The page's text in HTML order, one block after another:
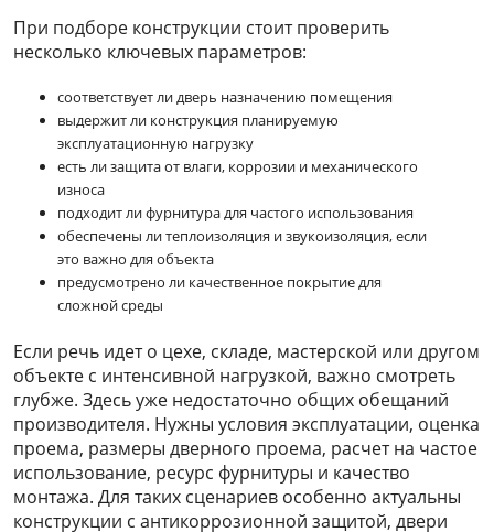
При подборе конструкции стоит проверить
несколько ключевых параметров:
соответствует ли дверь назначению помещения
выдержит ли конструкция планируемую
эксплуатационную нагрузку
есть ли защита от влаги, коррозии и механического
износа
подходит ли фурнитура для частого использования
обеспечены ли теплоизоляция и звукоизоляция, если
это важно для объекта
предусмотрено ли качественное покрытие для
сложной среды
Если речь идет о цехе, складе, мастерской или другом
объекте с интенсивной нагрузкой, важно смотреть
глубже. Здесь уже недостаточно общих обещаний
производителя. Нужны условия эксплуатации, оценка
проема, размеры дверного проема, расчет на частое
использование, ресурс фурнитуры и качество
монтажа. Для таких сценариев особенно актуальны
конструкции с антикоррозионной защитой, двери